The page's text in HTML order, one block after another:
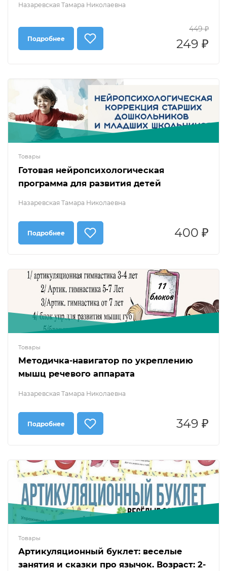
Назаревская Тамара Николаевна
Подробнее
449 ₽
249 ₽
Товары
Готовая нейропсихологическая
программа для развития детей
Назаревская Тамара Николаевна
Подробнее 400 ₽
Товары
Методичка-навигатор по укреплению
мышц речевого аппарата
Назаревская Тамара Николаевна
Подробнее 349 ₽
Товары
Артикуляционный буклет: веселые
занятия и сказки про язычок. Возраст: 2-